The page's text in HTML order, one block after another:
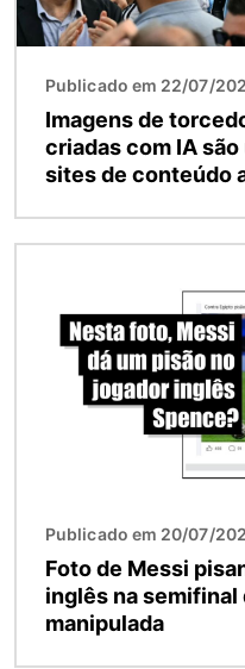
Publicado em 22/07/
Imagens de
criadas com IA
sites de conteúdo
Publicado em 20/07/
Foto de Messi
inglês na semifinal
manipulada